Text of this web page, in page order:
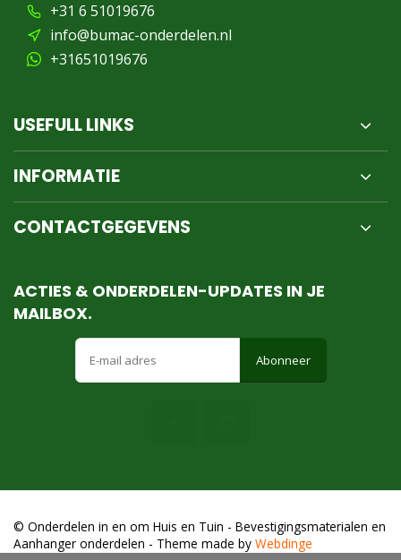
+31 6 51019676
info@bumac-onderdelen.nl
+31651019676
USEFULL LINKS
INFORMATIE
CONTACTGEGEVENS
ACTIES & ONDERDELEN-UPDATES IN JE
MAILBOX.
Abonneer
© Onderdelen in en om Huis en Tuin - Bevestigingsmaterialen en
Aanhanger onderdelen - Theme made by Webdinge